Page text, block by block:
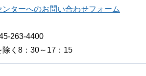
ンターへのお問い合わせフォーム
263-4400
除く8：30～17：15